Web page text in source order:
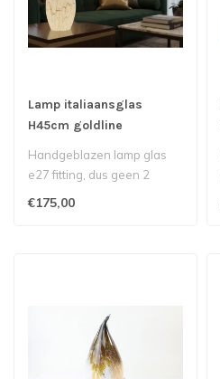
Lamp italiaansglas
H45cm goldline
Handgeblazen lamp glas
e27 fitting, dus geen 2
€175,00